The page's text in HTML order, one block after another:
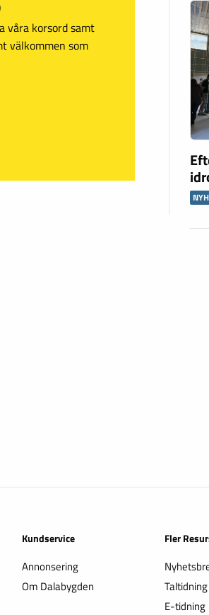
våra korsord samt
välkommen som
Kundservice
Annonsering
Om Dalabygden
Fler
Taltidning
E-tidning